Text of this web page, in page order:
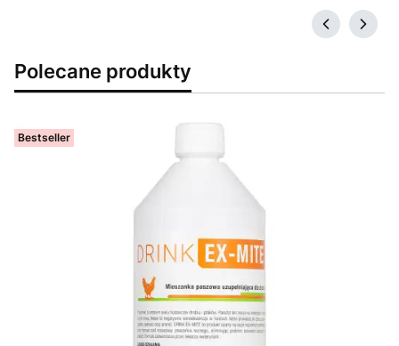
Polecane produkty
Bestseller